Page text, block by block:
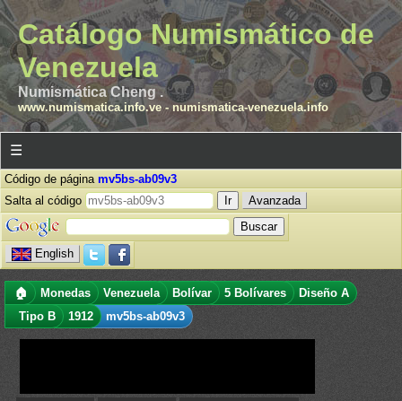
Catálogo Numismático de
Venezuela
Numismática Cheng .
www.numismatica.info.ve- numismatica-venezuela.info
☰
Código de página mv5bs-ab09v3
Salta al código
Avanzada
English
🏠 Monedas Venezuela Bolívar 5 Bolívares
Diseño A
Tipo B
1912 mv5bs-ab09v3